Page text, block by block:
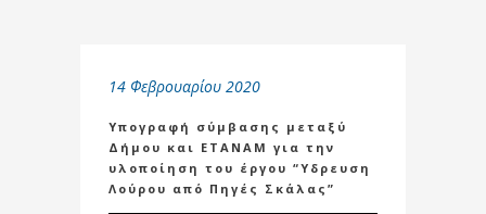
14 Φεβρουαρίου 2020
Υπογραφή σύμβασης μεταξύ
Δήμου και ΕΤΑΝΑΜ για την
υλοποίηση του έργου “Υδρευση
Λούρου από Πηγές Σκάλας”